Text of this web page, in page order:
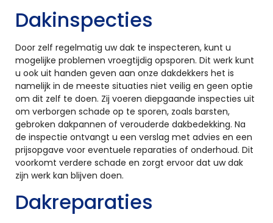
Dakinspecties
Door zelf regelmatig uw dak te inspecteren, kunt u
mogelijke problemen vroegtijdig opsporen. Dit werk kunt
u ook uit handen geven aan onze dakdekkers het is
namelijk in de meeste situaties niet veilig en geen optie
om dit zelf te doen. Zij voeren diepgaande inspecties uit
om verborgen schade op te sporen, zoals barsten,
gebroken dakpannen of verouderde dakbedekking. Na
de inspectie ontvangt u een verslag met advies en een
prijsopgave voor eventuele reparaties of onderhoud. Dit
voorkomt verdere schade en zorgt ervoor dat uw dak
zijn werk kan blijven doen.
Dakreparaties